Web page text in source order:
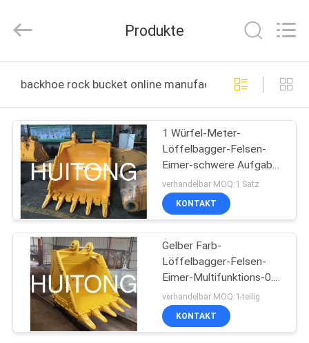
PRODUKTE
VR-
SHOW
ÜBER
UNS
WERKSBESICHTIGUNG
Reserved.
Produkte
backhoe rock bucket online manufacture
1 Würfel-Meter-
Löffelbagger-Felsen-
Eimer-schwere Aufgabe
Goood-Extraabnutzungs-
beständige Leistung
verhandelbar MOQ:1 Satz
KONTAKT
Gelber Farb-
Löffelbagger-Felsen-
Eimer-Multifunktions-0.8-
7 Kubikmeter-Kapazität
verhandelbar MOQ:1-teilig
KONTAKT